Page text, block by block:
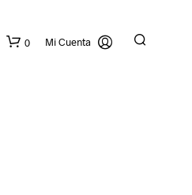
0 Mi Cuenta